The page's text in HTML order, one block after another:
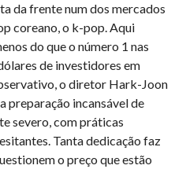
da frente num dos mercados
coreano, o k-pop. Aqui
do que o número 1 nas
de investidores em
o diretor Hark-Joon
preparação incansável de
severo, com práticas
Tanta dedicação faz
o preço que estão